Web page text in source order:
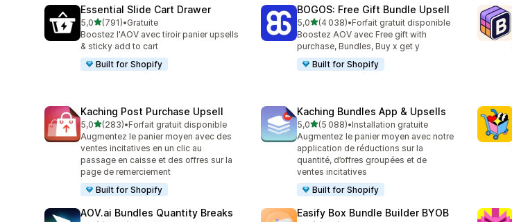
Essential Slide Cart Drawer
5,0étoile(s) sur 5
(791)
791 avis au total
•Gratuite
Boostez l'AOV avec tiroir panier upsells
& sticky add to cart
Built for Shopify
BOGOS: Free Gift Bundle Upsell
5,0étoile(s) sur 5
(4 038)
4038 avis au total
•Forfait gratuit disponible
Boostez AOV avec Free gift with
purchase, Bundles, Buy x get y
Built for Shopify
Kaching Post Purchase Upsell
5,0étoile(s) sur 5
(283)
283 avis au total
•Forfait gratuit disponible
Augmentez le panier moyen avec des
ventes incitatives en un clic au
passage en caisse et des offres sur la
page de remerciement
Built for Shopify
Kaching Bundles App & Upsells
5,0étoile(s) sur 5
(5 088)
5088 avis au total
•Installation gratuite
Augmentez le panier moyen avec notre
application de réductions sur la
quantité, d’offres groupées et de
ventes incitatives
Built for Shopify
AOV.ai Bundles Quantity Breaks Easify Box Bundle Builder BYOB